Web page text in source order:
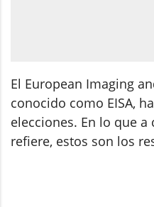
El European Imaging
conocido como EISA,
elecciones. En lo que
refiere, estos son los